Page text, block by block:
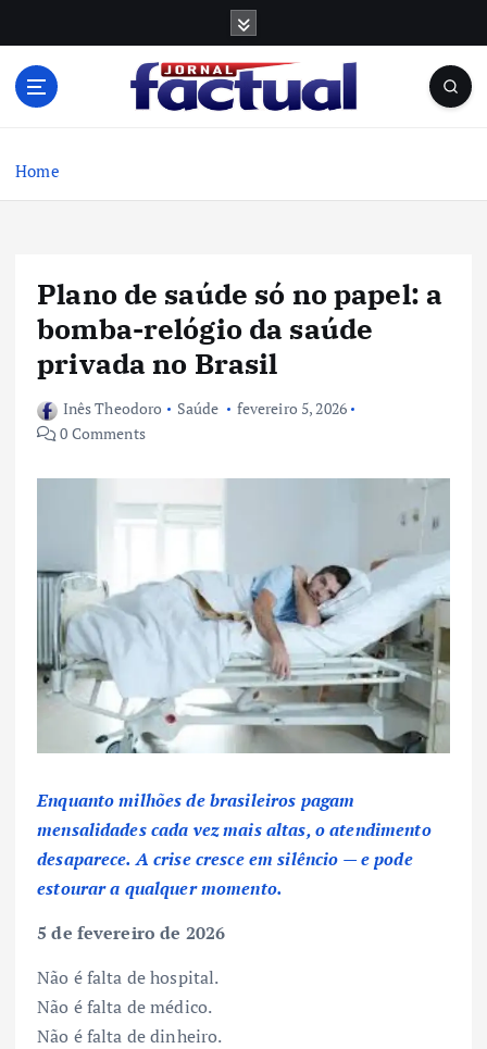
Home
Plano de saúde só no papel: a
bomba-relógio da saúde
privada no Brasil
Inês Theodoro Saúde
fevereiro 5, 2026
0 Comments
Enquanto milhões de brasileiros pagam
mensalidades cada vez mais altas, o atendimento
desaparece. A crise cresce em silêncio — e pode
estourar a qualquer momento.
5 de fevereiro de 2026
Não é falta de hospital.
Não é falta de médico.
Não é falta de dinheiro.